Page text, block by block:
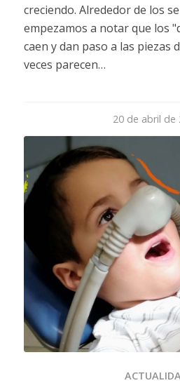
creciendo. Alrededor de los
empezamos a notar que los
caen y dan paso a las piezas
veces parecen…
20 de abril de